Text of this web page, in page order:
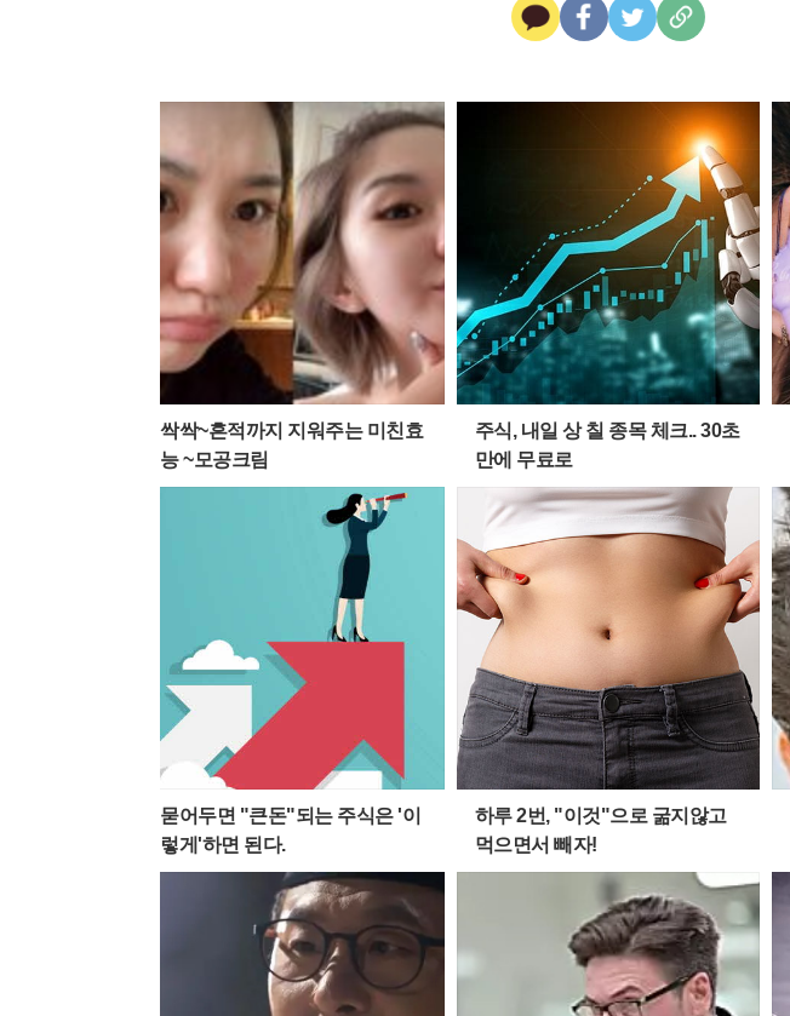
톡
북
복
사
싹싹~흔적까지 지워주는 미친효
능 ~모공크림
주식, 내일 상 칠 종목 체크.. 30초
만에 무료로
묻어두면 "큰돈"되는 주식은 '이
렇게'하면 된다.
하루 2번, "이것"으로 굶지않고
먹으면서 빼자!